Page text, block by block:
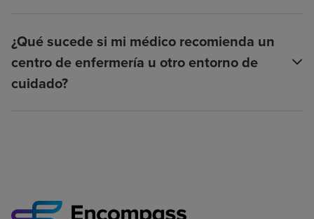
¿Qué sucede si mi médico recomienda un
centro de enfermería u otro entorno de
cuidado?